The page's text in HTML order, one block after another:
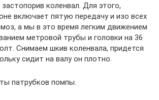
коленвал. Для этого,
включает пятую передачу и изо всех
а мы в это время легким движением
метровой трубы и головки на 36
Снимаем шкив коленвала, придется
сидит на валу он плотно.
патрубков помпы.